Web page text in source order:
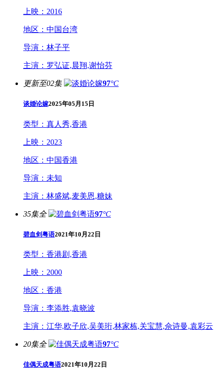
上映： 2016
地区： 中国台湾
导演： 林子平
主演： 罗弘证,晨翔,谢怡芬
更新至02集 97°C
谈婚论嫁2025年05月15日
类型： 真人秀,香港
上映： 2023
地区： 中国香港
导演： 未知
主演： 林盛斌,麦美恩,糖妹
35集全 97°C
碧血剑粤语2021年10月22日
类型： 香港剧,香港
上映： 2000
地区： 香港
导演： 李添胜,袁晓波
主演： 江华,欧子欣,吴美珩,林家栋,关宝慧,佘诗曼,袁彩云
20集全 97°C
佳偶天成粤语2021年10月22日